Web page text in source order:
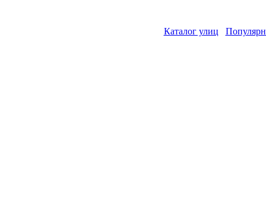
Каталог улиц